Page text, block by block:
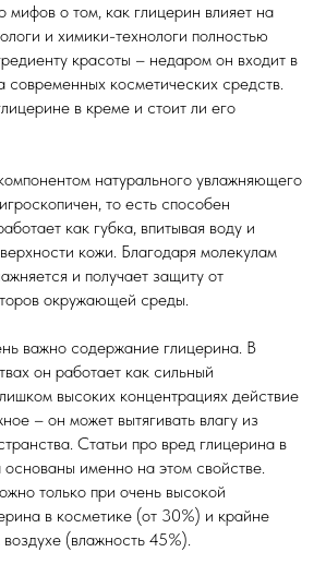
мифов о том, как глицерин влияет на
и химики-технологи полностью
красоты – недаром он входит в
современных косметических средств.
в креме и стоит ли его
натурального увлажняющего
то есть способен
как губка, впитывая воду и
кожи. Благодаря молекулам
и получает защиту от
окружающей среды.
важно содержание глицерина. В
он работает как сильный
высоких концентрациях действие
– он может вытягивать влагу из
Статьи про вред глицерина в
основаны именно на этом свойстве.
только при очень высокой
в косметике (от 30%) и крайне
(влажность 45%).